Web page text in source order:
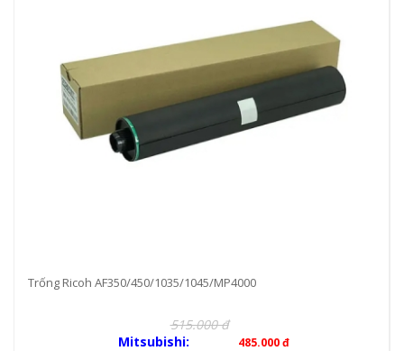
Trống Ricoh AF350/450/1035/1045/MP4000
515.000 đ
Mitsubishi:
485.000 đ